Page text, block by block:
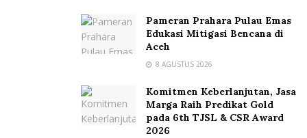
Pameran Prahara Pulau Emas
Edukasi Mitigasi Bencana di
Aceh
8 AGUSTUS 2026
Komitmen Keberlanjutan, Jasa
Marga Raih Predikat Gold
pada 6th TJSL & CSR Award
2026